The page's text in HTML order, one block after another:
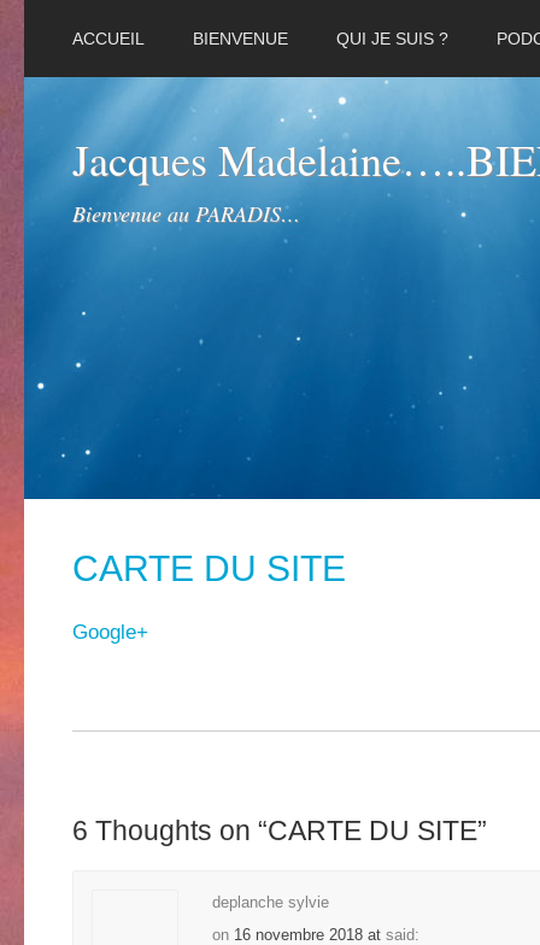
ACCUEIL BIENVENUE QUI JE SUIS ?
Jacques
Bienvenue au PARADIS…
CARTE DU SITE
Google+
6 Thoughts on “CARTE DU SITE”
deplanche sylvie
on 16 novembre 2018 at said: